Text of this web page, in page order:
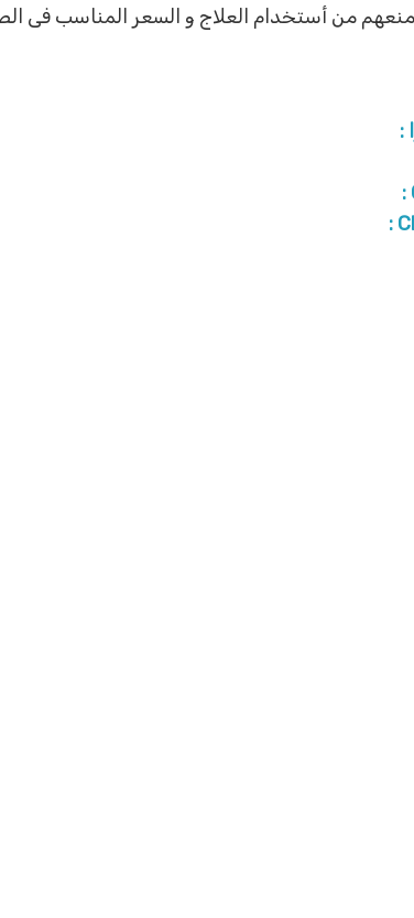
من أستخدام العلاج و السعر المناسب فى
: